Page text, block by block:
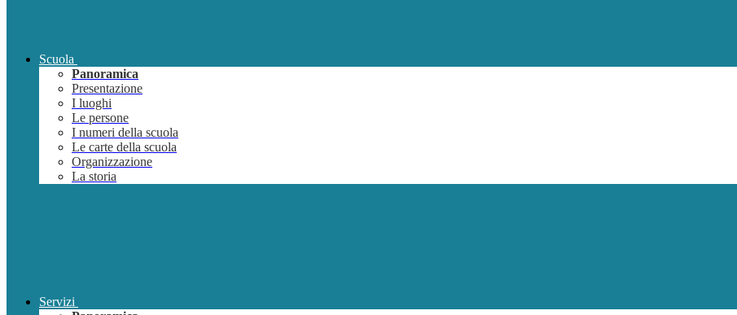
Scuola
Panoramica
Presentazione
I luoghi
Le persone
I numeri della scuola
Le carte della scuola
Organizzazione
La storia
Servizi